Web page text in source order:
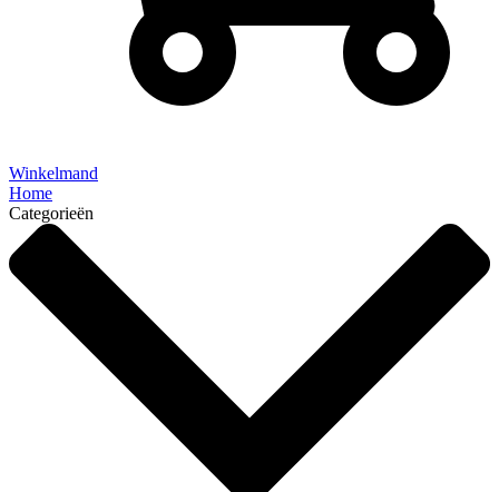
Winkelmand
Home
Categorieën